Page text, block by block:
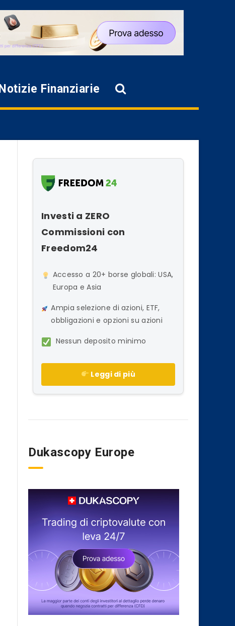
Notizie Finanziarie
Investi a ZERO
Commissioni con
Freedom24
Accesso a 20+ borse globali: USA,
Europa e Asia
Ampia selezione di azioni, ETF,
obbligazioni e opzioni su azioni
Nessun deposito minimo
Leggi di più
Dukascopy Europe